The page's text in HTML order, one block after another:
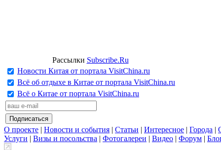
Рассылки Subscribe.Ru
Новости Китая от портала VisitChina.ru
Всё об отдыхе в Китае от портала VisitChina.ru
Всё о Китае от портала VisitChina.ru
О проекте | Новости и события | Статьи | Интересное | Города |
Услуги | Визы и посольства | Фотогалереи | Видео | Форум |